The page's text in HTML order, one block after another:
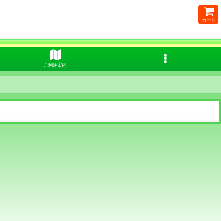
カート
ご利用案内